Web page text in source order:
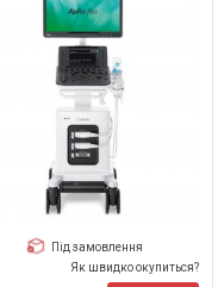
Під замовлення
Як швидко окупиться?